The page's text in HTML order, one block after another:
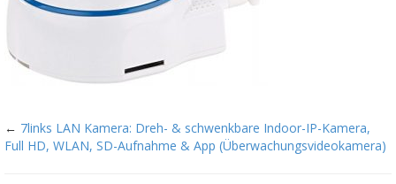
← 7links LAN Kamera: Dreh- & schwenkbare Indoor-IP-Kamera,
Full HD, WLAN, SD-Aufnahme & App (Überwachungsvideokamera)